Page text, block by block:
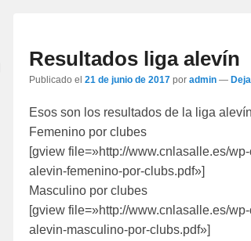
Resultados liga alevín
Publicado el 21 de junio de 2017 por admin —
Esos son los resultados de la liga
Femenino por clubes
[gview file=»http://www.cnlasalle.es/
alevin-femenino-por-clubs.pdf»]
Masculino por clubes
[gview file=»http://www.cnlasalle.es/
alevin-masculino-por-clubs.pdf»]